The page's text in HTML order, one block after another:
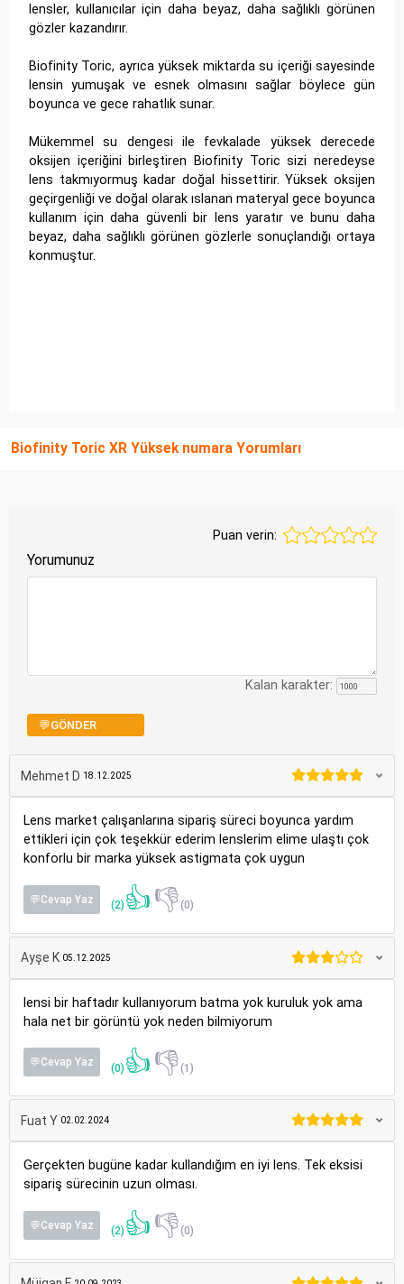
lensler, kullanıcılar için daha beyaz, daha sağlıklı görünen
gözler kazandırır.
Biofinity Toric, ayrıca yüksek miktarda su içeriği sayesinde
lensin yumuşak ve esnek olmasını sağlar böylece gün
boyunca ve gece rahatlık sunar.
Mükemmel su dengesi ile fevkalade yüksek derecede
oksijen içeriğini birleştiren Biofinity Toric sizi neredeyse
lens takmıyormuş kadar doğal hissettirir. Yüksek oksijen
geçirgenliği ve doğal olarak ıslanan materyal gece boyunca
kullanım için daha güvenli bir lens yaratır ve bunu daha
beyaz, daha sağlıklı görünen gözlerle sonuçlandığı ortaya
konmuştur.
Biofinity Toric XR Yüksek numara Yorumları
Puan verin:
Yorumunuz
Kalan karakter:
💬GÖNDER
Mehmet D 18.12.2025
Lens market çalışanlarına sipariş süreci boyunca yardım
ettikleri için çok teşekkür ederim lenslerim elime ulaştı çok
konforlu bir marka yüksek astigmata çok uygun
💬Cevap Yaz (2) 👍👎(0)
Ayşe K 05.12.2025
lensi bir haftadır kullanıyorum batma yok kuruluk yok ama
hala net bir görüntü yok neden bilmiyorum
💬Cevap Yaz (0) 👍👎(1)
Fuat Y 02.02.2024
Gerçekten bugüne kadar kullandığım en iyi lens. Tek eksisi
sipariş sürecinin uzun olması.
💬Cevap Yaz (2) 👍👎(0)